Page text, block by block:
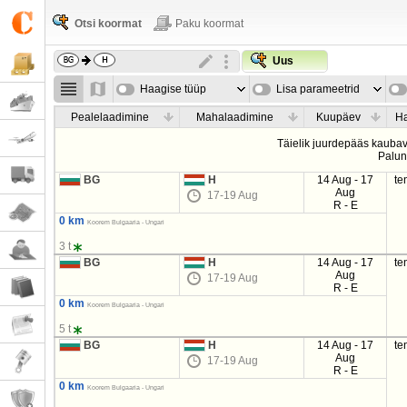
Otsi koormat Paku koormat
Uus
Haagise tüüp Lisa parameetrid
Pealelaadimine Mahalaadimine Kuupäev
Täielik juurdepääs
BG
H
17-19 Aug
14 Aug - 17
Aug
R - E
0 km Koorem Bulgaaria - Ungari
3 t
BG
H
17-19 Aug
14 Aug - 17
Aug
R - E
0 km Koorem Bulgaaria - Ungari
5 t
BG
H
17-19 Aug
14 Aug - 17
Aug
R - E
0 km Koorem Bulgaaria - Ungari